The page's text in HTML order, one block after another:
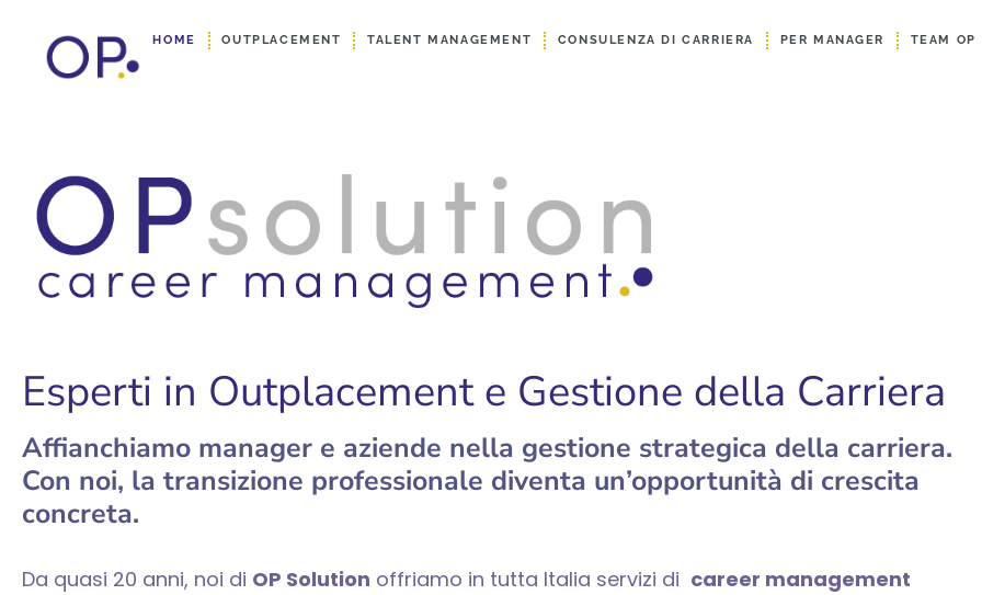
HOME OUTPLACEMENT TALENT MANAGEMENT CONSULENZA DI CARRIERA PER MANAGER TEAM OP
Esperti in Outplacement e Gestione della Carriera
Affianchiamo manager e aziende nella gestione strategica della carriera.
Con noi, la transizione professionale diventa un’opportunità di crescita
concreta.
Da quasi 20 anni, noi di OP Solution offriamo in tutta Italia servizi di career management